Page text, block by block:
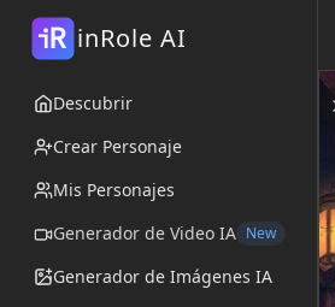
iR inRole AI
Descubrir
Crear Personaje
Mis Personajes
Generador de Video IA New
Generador de Imágenes IA